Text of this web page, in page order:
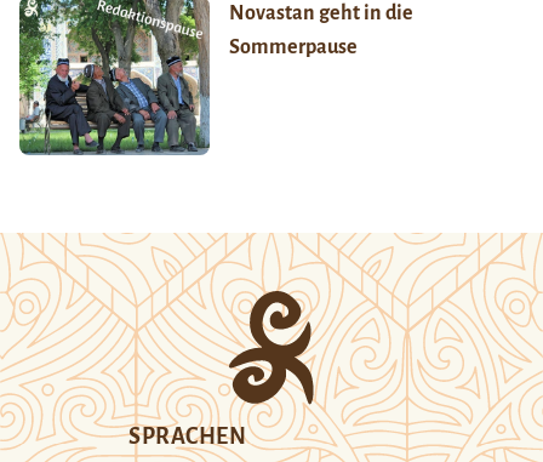
Novastan geht in die
Sommerpause
SPRACHEN